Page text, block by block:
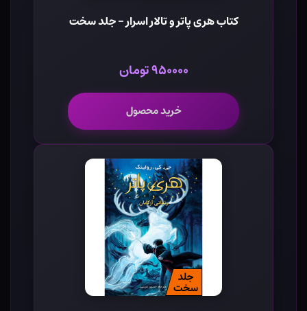
کتاب هری پاتر و تالار اسرار - جلد سخت
۹۵۰۰۰۰ تومان
خرید محصول